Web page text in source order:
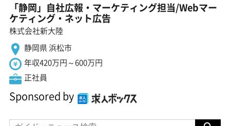
「静岡」自社広報・マーケティング担当/Webマー
ケティング・ネット広告
株式会社新大陸
静岡県 浜松市
年収420万円～600万円
正社員
Sponsored by